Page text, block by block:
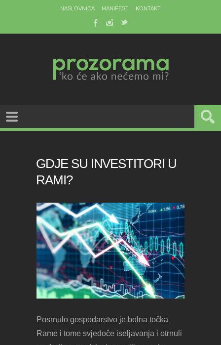
NASLOVNICA MANIFEST KONTAKT
GDJE SU INVESTITORI U
RAMI?
Posrnulo gospodarstvo je bolna točka
Rame i tome svjedoče iseljavanja i otrnuli